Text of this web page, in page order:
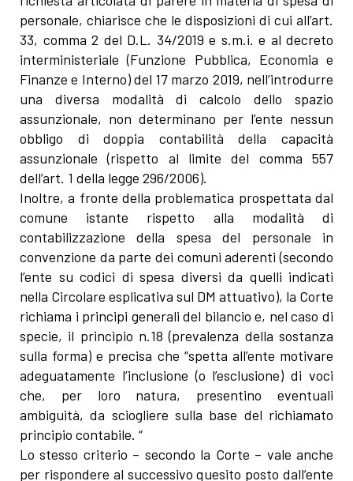
personale, chiarisce che le disposizioni di cui all’art.
33, comma 2 del D.L. 34/2019 e s.m.i. e al decreto
interministeriale (Funzione Pubblica, Economia e
Finanze e Interno) del 17 marzo 2019, nell’introdurre
una diversa modalità di calcolo dello spazio
assunzionale, non determinano per l’ente nessun
obbligo di doppia contabilità della capacità
assunzionale (rispetto al limite del comma 557
dell’art. 1 della legge 296/2006).
Inoltre, a fronte della problematica prospettata dal
comune istante rispetto alla modalità di
contabilizzazione della spesa del personale in
convenzione da parte dei comuni aderenti (secondo
l’ente su codici di spesa diversi da quelli indicati
nella Circolare esplicativa sul DM attuativo), la Corte
richiama i principi generali del bilancio e, nel caso di
specie, il principio n.18 (prevalenza della sostanza
sulla forma) e precisa che “spetta all’ente motivare
adeguatamente l’inclusione (o l’esclusione) di voci
che, per loro natura, presentino eventuali
ambiguità, da sciogliere sulla base del richiamato
principio contabile. “
Lo stesso criterio – secondo la Corte – vale anche
per rispondere al successivo quesito posto dall’ente